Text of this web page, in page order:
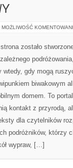
MOŻLIWOŚĆ
zostało
wtedy, gdy mogą
biwakowym
domem. To
kontakt z przyrodą,
dla czytelników
podróżników, którzy
wypraw, […]